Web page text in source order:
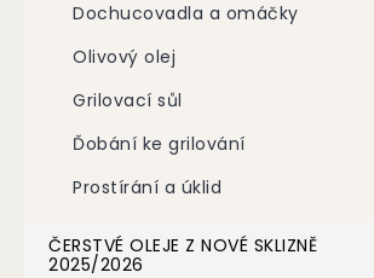
Dochucovadla a omáčky
Olivový olej
Grilovací sůl
Ďobání ke grilování
Prostírání a úklid
ČERSTVÉ OLEJE Z NOVÉ SKLIZNĚ
2025/2026